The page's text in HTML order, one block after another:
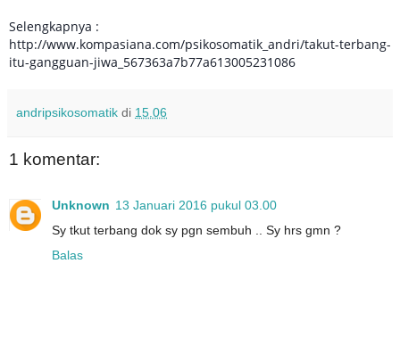
Selengkapnya :
http://www.kompasiana.com/psikosomatik_andri/takut-terbang-
itu-gangguan-jiwa_567363a7b77a613005231086
andripsikosomatik di 15.06
1 komentar:
Unknown 13 Januari 2016 pukul 03.00
Sy tkut terbang dok sy pgn sembuh .. Sy hrs gmn ?
Balas